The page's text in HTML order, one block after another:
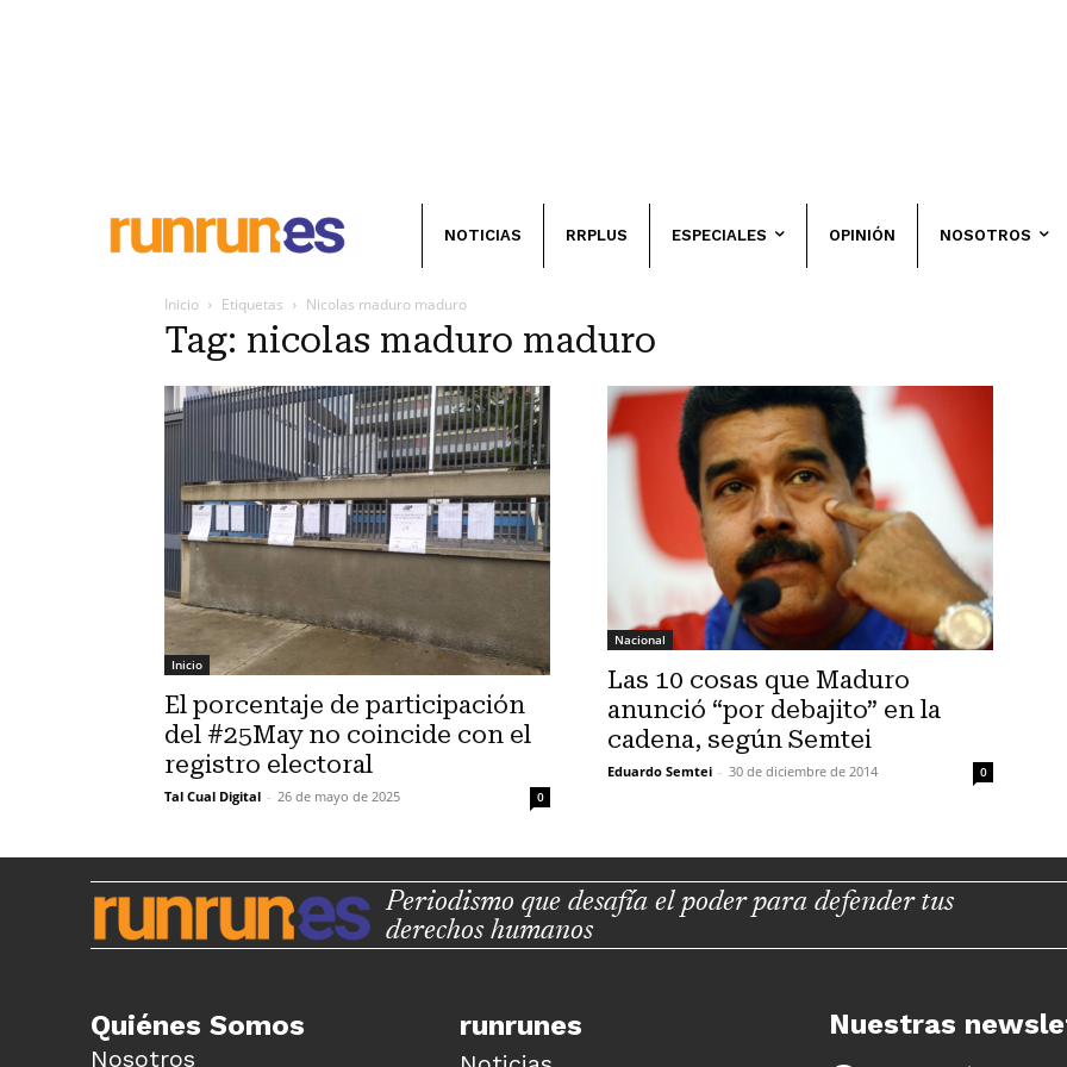
NOTICIAS RRPLUS ESPECIALES OPINIÓN NOSOTROS
Inicio Etiquetas Nicolas maduro maduro
Tag: nicolas maduro maduro
Inicio
El porcentaje de participación
del #25May no coincide con el
registro electoral
Tal Cual Digital - 26 de mayo de 2025 0
Nacional
Las 10 cosas que Maduro
anunció “por debajito” en la
cadena, según Semtei
Eduardo Semtei - 30 de diciembre de 2014 0
Periodismo que desafía el poder para defender tus
derechos humanos
Quiénes Somos
Nosotros
runrunes Nuestras